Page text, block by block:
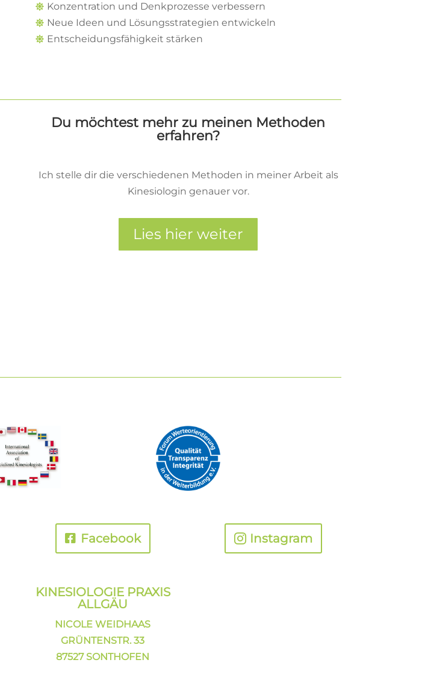
 Konzentration und Denkprozesse verbessern
 Neue Ideen und Lösungsstrategien entwickeln
 Entscheidungsfähigkeit stärken
Du möchtest mehr zu meinen Methoden
erfahren?
Ich stelle dir die verschiedenen Methoden in meiner Arbeit als
Kinesiologin genauer vor.
Lies hier weiter
Facebook Instagram
KINESIOLOGIE PRAXIS
ALLGÄU
NICOLE WEIDHAAS
GRÜNTENSTR. 33
87527 SONTHOFEN